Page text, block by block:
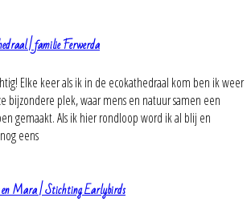
| familie Ferwerda
Elke keer als ik in de ecokathedraal kom ben ik weer
bijzondere plek, waar mens en natuur samen een
gemaakt. Als ik hier rondloop word ik al blij en
eens
Mara | Stichting Earlybirds